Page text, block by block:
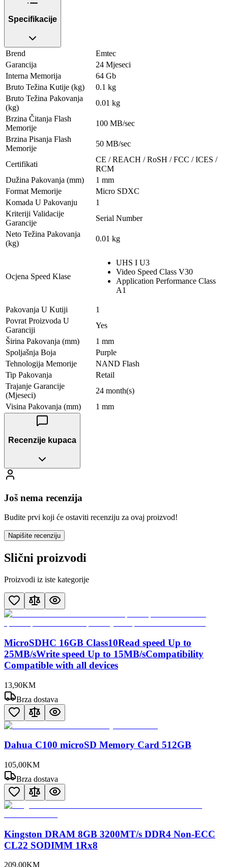
Specifikacije
Brend
Emtec
Garancija
24 Mjeseci
Interna Memorija
64 Gb
Bruto Težina Kutije (kg)
0.1 kg
Bruto Težina Pakovanja
(kg)
0.01 kg
Brzina Čitanja Flash
Memorije
100 MB/sec
Brzina Pisanja Flash
Memorije
50 MB/sec
Certifikati
CE / REACH / RoSH / FCC / ICES /
RCM
Dužina Pakovanja (mm)
1 mm
Format Memorije
Micro SDXC
Komada U Pakovanju
1
Kriteriji Validacije
Garancije
Serial Number
Neto Težina Pakovanja
(kg)
0.01 kg
Ocjena Speed Klase
UHS I U3
Video Speed Class V30
Application Performance Class
A1
Pakovanja U Kutiji
1
Povrat Proizvoda U
Garanciji
Yes
Širina Pakovanja (mm)
1 mm
Spoljašnja Boja
Purple
Tehnologija Memorije
NAND Flash
Tip Pakovanja
Retail
Trajanje Garancije
(Mjeseci)
24 month(s)
Visina Pakovanja (mm)
1 mm
Recenzije kupaca
Još nema recenzija
Budite prvi koji će ostaviti recenziju za ovaj proizvod!
Napišite recenziju
Slični proizvodi
Proizvodi iz iste kategorije
MicroSDHC 16GB Class10Read speed Up to
25MB/sWrite speed Up to 15MB/sCompatibility
Compatible with all devices
13,90KM
Brza dostava
Dahua C100 microSD Memory Card 512GB
105,00KM
Brza dostava
Kingston DRAM 8GB 3200MT/s DDR4 Non-ECC
CL22 SODIMM 1Rx8
209,00KM